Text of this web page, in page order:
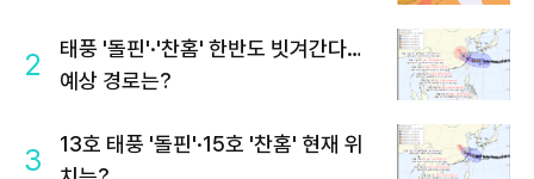
2
태풍 '돌핀'·'찬홈' 한반도 빗겨간다…
예상 경로는?
3
13호 태풍 '돌핀'·15호 '찬홈' 현재 위